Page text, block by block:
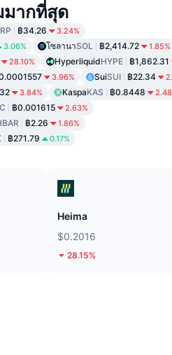
มากที่สุด
฿34.26 3.24%
3.06% โซลานาSOL ฿2,414.72 1.85%
28.10% HyperliquidHYPE ฿1,862.31
3.96% SuiSUI ฿22.34
3.84% KaspaKAS ฿0.8448
฿0.001615 2.63%
฿2.26 1.86%
฿271.79 0.17%
Heima
$0.2016
28.15%